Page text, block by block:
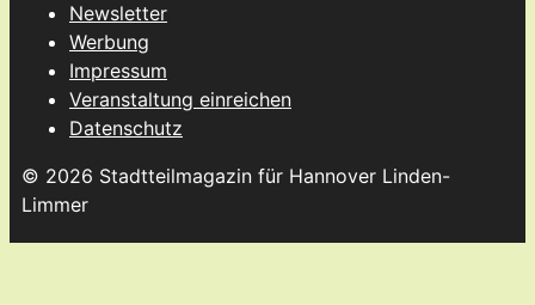
Newsletter
Werbung
Impressum
Veranstaltung einreichen
Datenschutz
© 2026 Stadtteilmagazin für Hannover Linden-
Limmer